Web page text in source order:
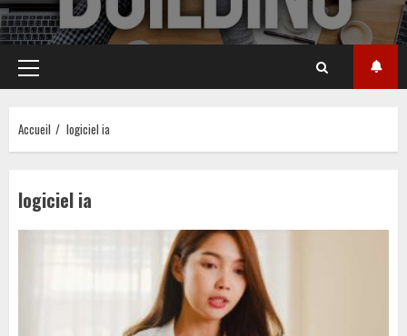
Menu
principal
Accueil logiciel ia
logiciel ia